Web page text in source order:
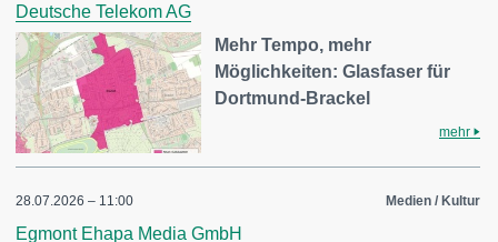
Deutsche Telekom AG
Mehr Tempo, mehr
Möglichkeiten: Glasfaser für
Dortmund-Brackel
mehr
28.07.2026 – 11:00 Medien / Kultur
Egmont Ehapa Media GmbH